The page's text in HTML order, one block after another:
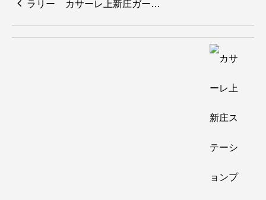
カサーレ上新庄ガー…